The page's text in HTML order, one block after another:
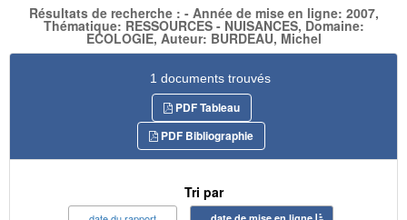
Résultats de recherche : - Année de mise en ligne: 2007,
Thématique: RESSOURCES - NUISANCES, Domaine:
ECOLOGIE, Auteur: BURDEAU, Michel
1 documents trouvés
PDF Tableau
PDF Bibliographie
Tri par